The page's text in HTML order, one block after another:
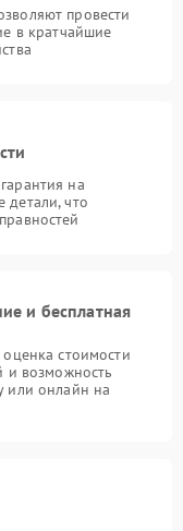
провести
в кратчайшие
на
что
и бесплатная
стоимости
и возможность
или онлайн на